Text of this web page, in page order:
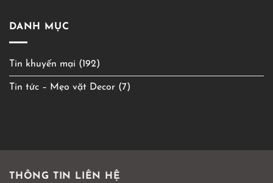
DANH MỤC
Tin khuyến mại (192)
Tin tức – Mẹo vặt Decor (7)
THÔNG TIN LIÊN HỆ